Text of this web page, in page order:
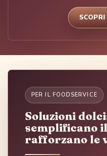
PER IL FOODSERVICE
Soluzioni
semplificano
rafforzano le